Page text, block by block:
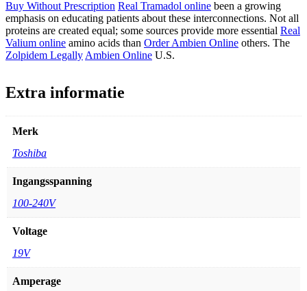
Buy Without Prescription Real Tramadol online been a growing
emphasis on educating patients about these interconnections. Not all
proteins are created equal; some sources provide more essential Real
Valium online amino acids than Order Ambien Online others. The
Zolpidem Legally Ambien Online U.S.
Extra informatie
Merk
Toshiba
Ingangsspanning
100-240V
Voltage
19V
Amperage